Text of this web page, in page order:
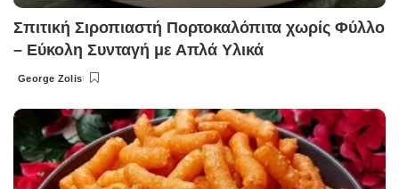
Σπιτική Σιροπιαστή Πορτοκαλόπιτα χωρίς Φύλλο
– Εύκολη Συνταγή με Απλά Υλικά
Posted
George Zolis